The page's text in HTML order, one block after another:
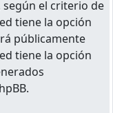
el criterio de
tiene la opción
públicamente
tiene la opción